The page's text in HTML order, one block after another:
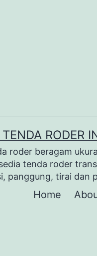
RODER
roder beragam
tenda roder
panggung, tirai dan
Home